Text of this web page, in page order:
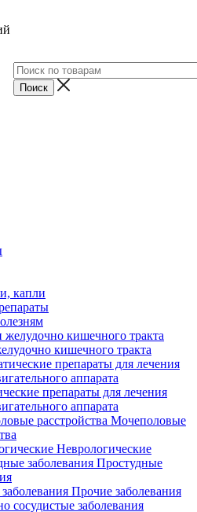
капли
кишечного тракта
препараты для лечения
аппарата
Мочеполовые
Неврологические
Простудные
Прочие заболевания